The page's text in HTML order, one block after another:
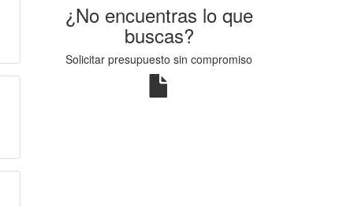
¿No encuentras lo que
buscas?
Solicitar presupuesto sin compromiso